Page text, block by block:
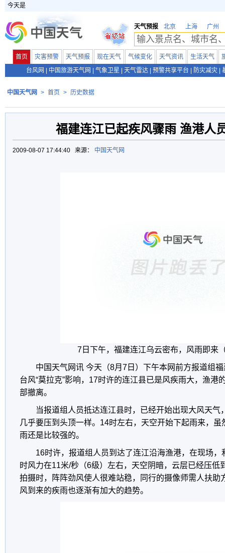
今天是
天气预报 北京 上海 广州
首页 灾害预警 天气预报 现在天气 气候变化 天气资讯 生活天气
台风网
中国旅游天气网 气象卫星 天气雷达 预警共享平台 防灾减灾
中国天气网 > 首页 > 历史数据
福建连江已起疾风骤雨 渔港人
2009-08-07 17:44:40 来源： 中国天气网
7日下午，福建连江乌云密布，风雨即来
中国天气网讯 今天（8月7日）下午本网前方报道组
台风“莫拉克”影响，17时许的连江县已是风疾雨大，渔港
部撤离。
当报道组人员抵达连江县时，已经开始出现大风天气
几乎要压到头顶一样。14时左右，天空开始下起雨来，
雨还是比较强的。
16时许，报道组人员到达了连江沿海渔港，在现场
时风力在11米/秒（6级）左右，天空阴暗，云层已经压低
拍摄时，阵阵劲风使人很难站稳，同行的摄像师需人扶助
风到来的疾雨也逐渐有加大的趋势。